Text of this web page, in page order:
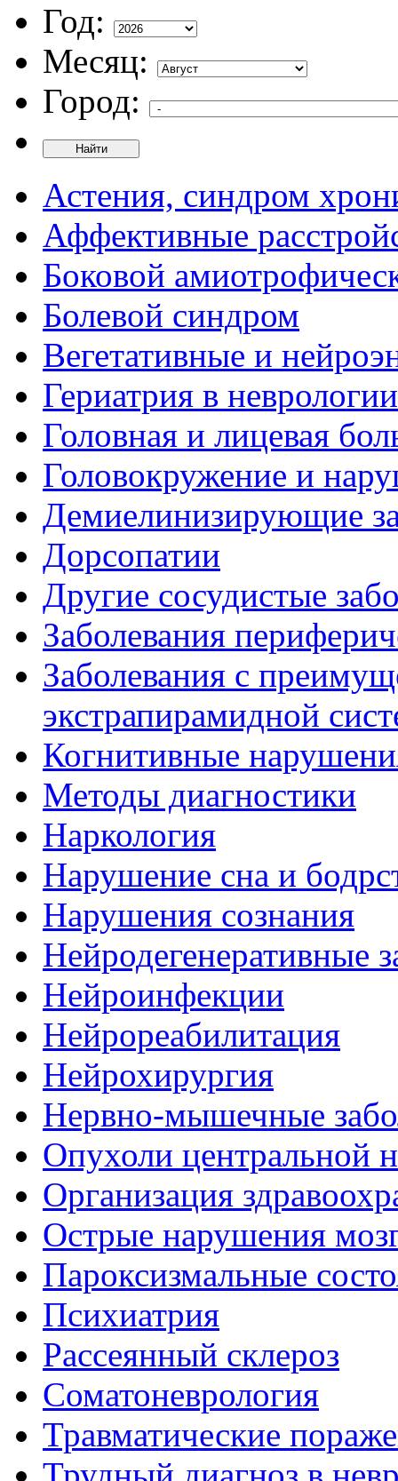
Год:
Месяц:
Город:
Найти
Астения, синдром
Аффективные
Боковой
Болевой синдром
Вегетативные и
Гериатрия в неврологии
Головная и лицевая
Головокружение и
Демиелинизирующие
Дорсопатии
Другие сосудистые
Заболевания
Заболевания с
экстрапирамидной
Когнитивные
Методы диагностики
Наркология
Нарушение сна и
Нарушения сознания
Нейродегенеративные
Нейроинфекции
Нейрореабилитация
Нейрохирургия
Нервно-мышечные
Опухоли центральной
Организация
Острые нарушения
Пароксизмальные
Психиатрия
Рассеянный склероз
Соматоневрология
Травматические